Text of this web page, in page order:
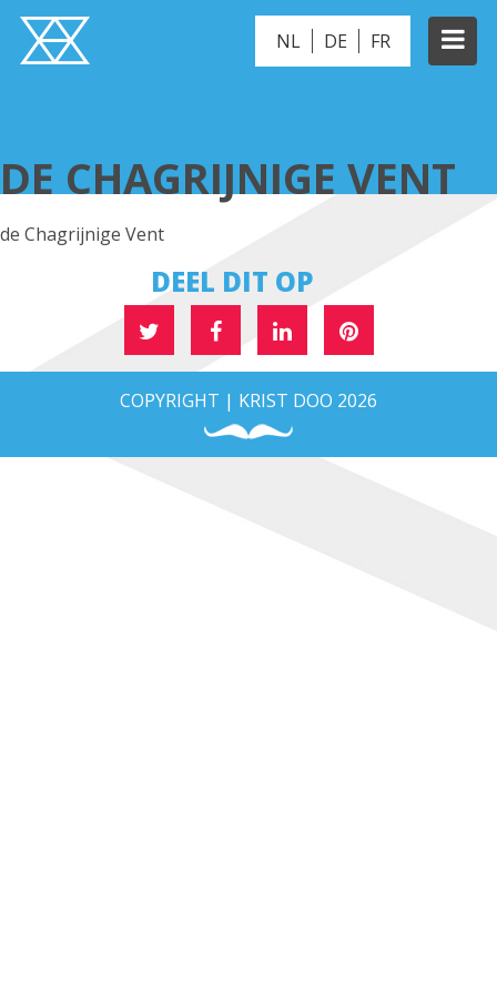
NL DE FR
DE CHAGRIJNIGE VENT
de Chagrijnige Vent
DEEL DIT OP
COPYRIGHT | KRIST DOO 2026